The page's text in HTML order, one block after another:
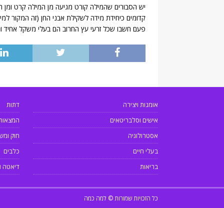
יש הסבורים שהמילה קורט מגיעה מן המילה קרט ומן
קדומים כיחידת מידה לשקילת אבני החן (זה המקור
פעם חשבו שכל זרעי עץ החרוב הם בעלי משקל אחיד
אומנות ויצירה
אישים וסלבריטאים
אסטרולוגיה
בעלי חיים
בריאות
דתות
חוק
כלבים
דיאטה
כל הזכויות שמורות © למה כמה